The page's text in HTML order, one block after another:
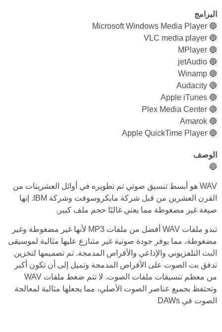
البرامج
🔵 Microsoft Windows Media Player
🔵 VLC media player
🔵 MPlayer
🔵 jetAudio
🔵 Winamp
🔵 Audacity
🔵 Apple iTunes
🔵 Plex Media Center
🔵 Amarok
🔵 Apple QuickTime Player
الوصف
🔵
WAV هو أبسط تنسيق صوتي تم تطويره في أوائل العشرينات من
القرن العشرين من قبل شركة مايكروسوفت وشركة IBM. إنها
صيغة غير مضغوطة مما يعني غالبًا حجم ملف كبير.
تبدو ملفات WAV أفضل من ملفات MP3 لأنها غير مضغوطة وغير
مضغوطة، مما يوفر جودة صوتية غير متنازع عليها مثالية لموسيقى
البث التلفزيوني والإذاعي والأقراص المدمجة. تم تصميمها لتخزين
تدفق بت الصوت على الأقراص المدمجة وتميل إلى أن تكون أكبر
من معظم تنسيقات ملفات الصوت. لا تتم ضغط ملفات WAV
وتحتفظ بجميع عناصر الصوت الأصلي، مما يجعلها مثالية لمعالجة
الصوت في DAWs